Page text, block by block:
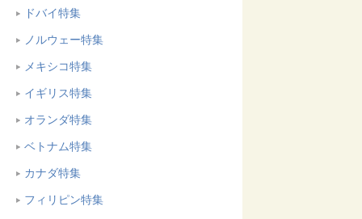
ドバイ特集
ノルウェー特集
メキシコ特集
イギリス特集
オランダ特集
ベトナム特集
カナダ特集
フィリピン特集